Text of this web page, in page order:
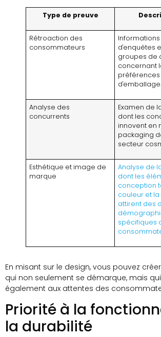
Type de preuve
Rétroaction des
consommateurs
Informations
d'enquêtes
groupes de
concernant
d'emballage.
Analyse des
concurrents
Examen de
dont les
innovent en
packaging
secteur
Esthétique et image de
marque
Analyse de
dont les
conception
couleur et
attirent des
spécifiques
En misant sur le design, vous pouvez
qui non seulement se démarque, mais
également aux attentes des
Priorité à la
la durabilité